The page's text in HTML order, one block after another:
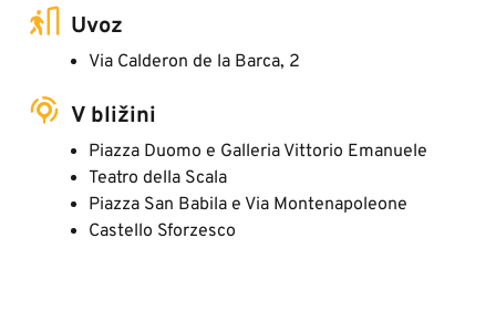
Uvoz
Via Calderon de la Barca, 2
V bližini
Piazza Duomo e Galleria Vittorio Emanuele
Teatro della Scala
Piazza San Babila e Via Montenapoleone
Castello Sforzesco